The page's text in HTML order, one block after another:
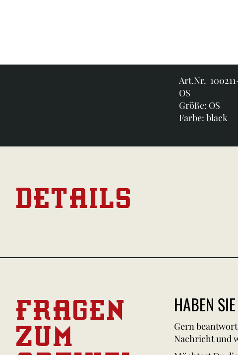
Art.Nr.
OS
Größe: OS
Farbe: black
DETAILS
FRAGEN
ZUM
HABEN
Gern
Nachricht und